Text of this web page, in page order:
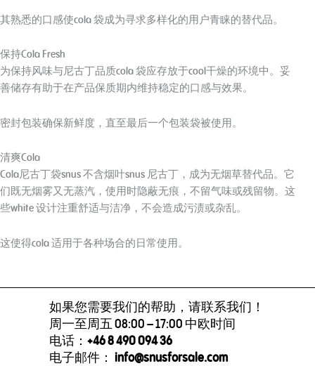
其熟悉的口感使cola 袋成为寻求多样化的用户青睐的替代品。
保持Cola Fresh
为保持风味与尼古丁品质cola 袋应存放于cool干燥的环境中。妥
善储存有助于在产品保质期内维持稳定的口感与效果。
密封包装确保新鲜度，直至最后一个包装袋被使用。
清爽Cola
Cola尼古丁袋snus 不含烟叶snus 尼古丁，成为无烟草替代品。它
们既无烟雾又无蒸汽，使用时隐蔽无痕，不留气味或残留物。这
些white 设计注重舒适与洁净，不会造成污渍或杂乱。
这使得cola 适用于各种场合的日常使用。
如果您需要我们的帮助，请联系我们！
周一至周五 08:00 – 17:00 中欧时间
电话： +46 8 490 094 36
电子邮件： info@snusforsale.com